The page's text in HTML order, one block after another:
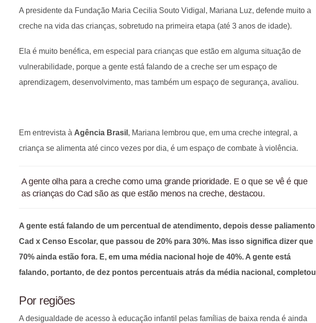
A presidente da Fundação Maria Cecilia Souto Vidigal, Mariana Luz, defende muito a
creche na vida das crianças, sobretudo na primeira etapa (até 3 anos de idade).
Ela é muito benéfica, em especial para crianças que estão em alguma situação de
vulnerabilidade, porque a gente está falando de a creche ser um espaço de
aprendizagem, desenvolvimento, mas também um espaço de segurança, avaliou.
Em entrevista à Agência Brasil , Mariana lembrou que, em uma creche integral, a
criança se alimenta até cinco vezes por dia, é um espaço de combate à violência.
A gente olha para a creche como uma grande prioridade. E o que se vê é que
as crianças do Cad são as que estão menos na creche, destacou.
A gente está falando de um percentual de atendimento, depois desse paliamento
Cad x Censo Escolar, que passou de 20% para 30%. Mas isso significa dizer que
70% ainda estão fora. E, em uma média nacional hoje de 40%. A gente está
falando, portanto, de dez pontos percentuais atrás da média nacional, completou
Por regiões
A desigualdade de acesso à educação infantil pelas famílias de baixa renda é ainda